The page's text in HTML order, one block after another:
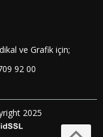
ve Grafik için;
92 00
2025